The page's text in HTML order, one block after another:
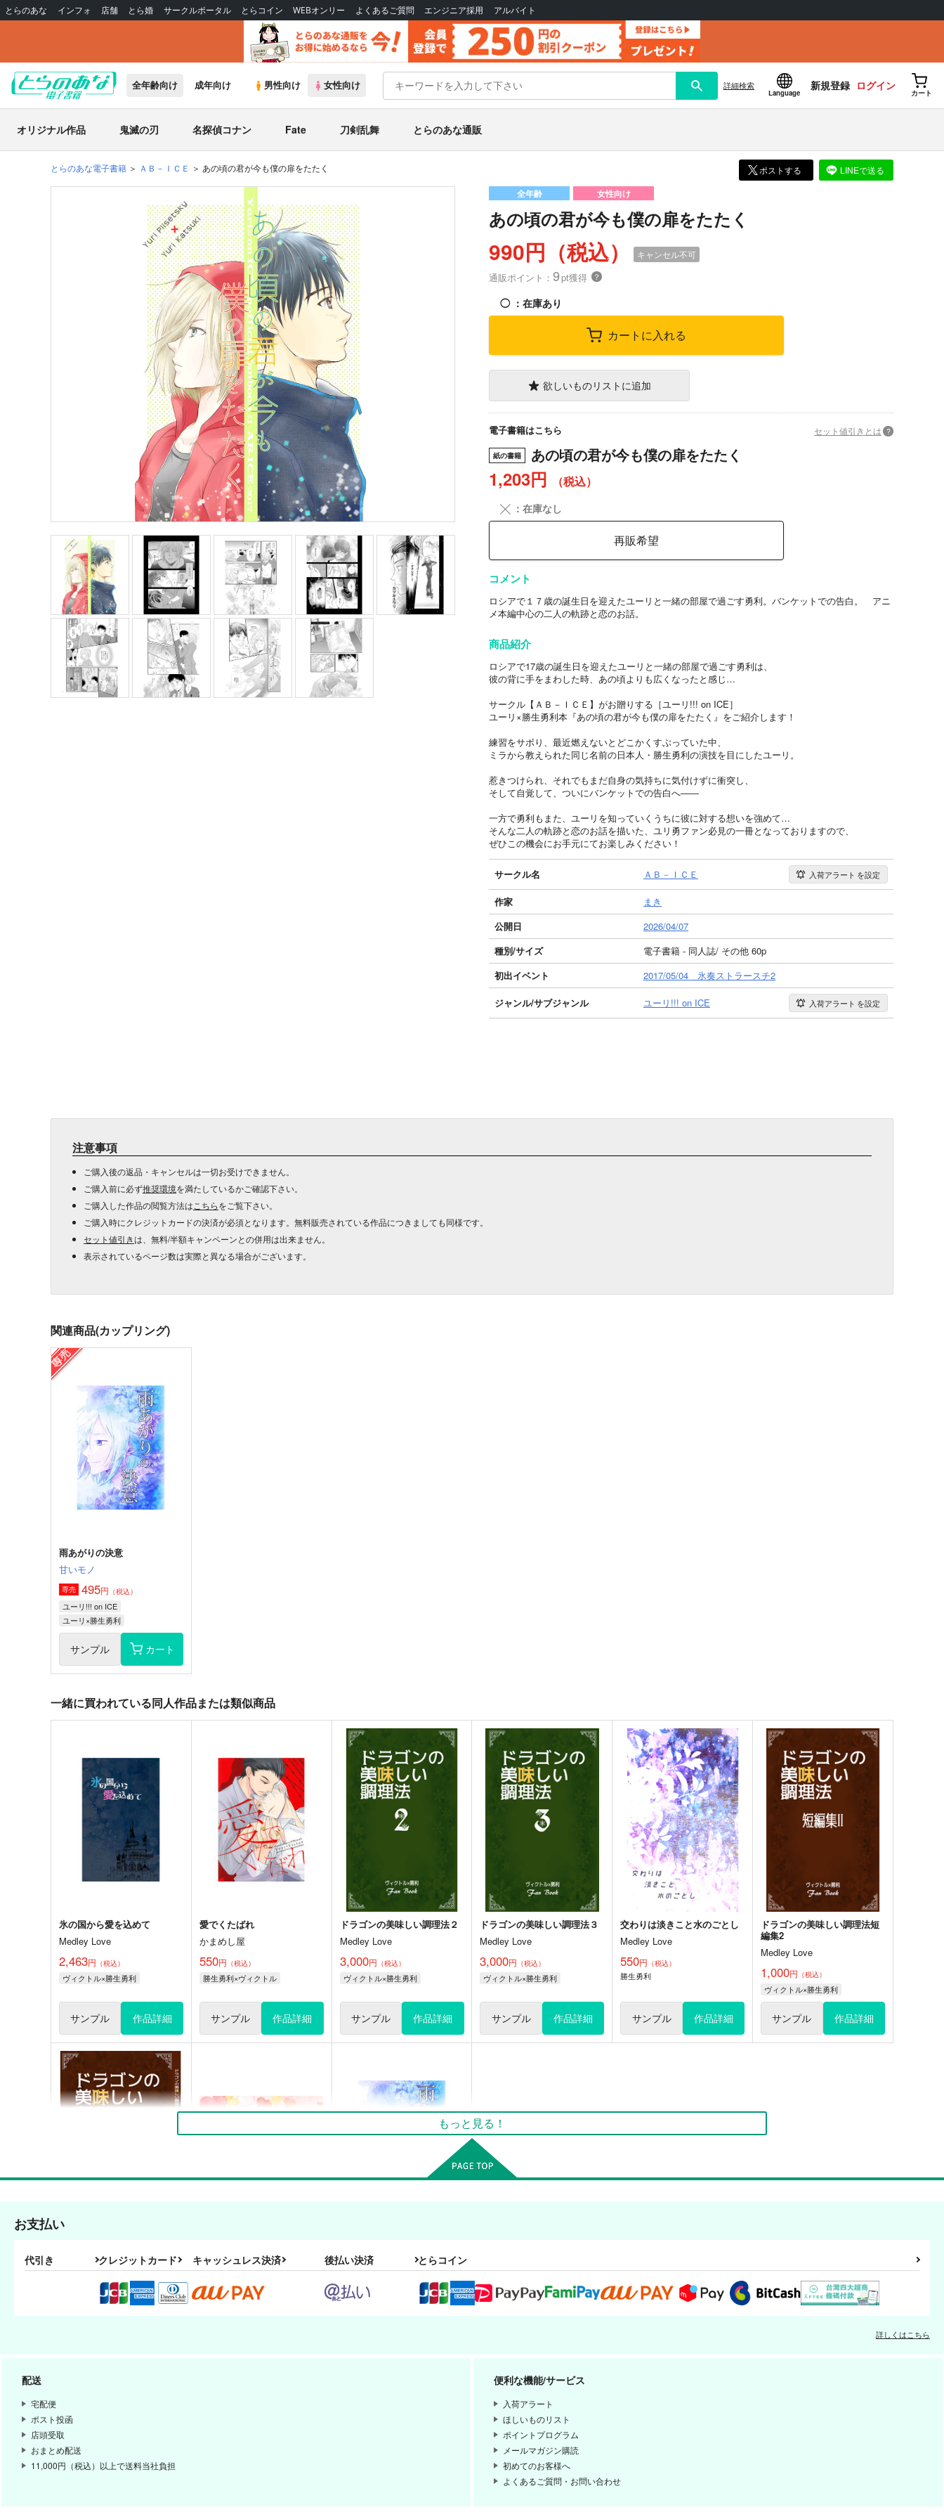
とらのあな インフォ 店舗 とら婚 サークルポータル とらコイン WEBオンリー よくあるご質問 エンジニア採用 アルバイト
全年齢向け 成年向け 男性向け 女性向け 詳細検索
Language
新規登録 ログイン
カート
オリジナル作品 鬼滅の刃 名探偵コナン Fate 刀剣乱舞 とらのあな通販
とらのあな電子書籍 ＡＢ－ＩＣＥ あの頃の君が今も僕の扉をたたく ポストする LINEで送る
全年齢 女性向け
あの頃の君が今も僕の扉をたたく
990円（税込） キャンセル不可
通販ポイント： 9pt獲得 ？
◯ ：在庫あり
カートに入れる
欲しいものリストに追加
電子書籍はこちら セット値引きとは ?
紙の書籍 あの頃の君が今も僕の扉をたたく
1,203円 （税込）
╳ ：在庫なし
再販希望
コメント
ロシアで１７歳の誕生日を迎えたユーリと一緒の部屋で過ごす勇利。バンケットでの告白。 アニ
メ本編中心の二人の軌跡と恋のお話。
商品紹介
ロシアで17歳の誕生日を迎えたユーリと一緒の部屋で過ごす勇利は、
彼の背に手をまわした時、あの頃よりも広くなったと感じ…
サークル【ＡＢ－ＩＣＥ】がお贈りする［ユーリ!!! on ICE］
ユーリ×勝生勇利本『あの頃の君が今も僕の扉をたたく』をご紹介します！
練習をサボり、最近燃えないとどこかくすぶっていた中、
ミラから教えられた同じ名前の日本人・勝生勇利の演技を目にしたユーリ。
惹きつけられ、それでもまだ自身の気持ちに気付けずに衝突し、
そして自覚して、ついにバンケットでの告白へ――
一方で勇利もまた、ユーリを知っていくうちに彼に対する想いを強めて…
そんな二人の軌跡と恋のお話を描いた、ユリ勇ファン必見の一冊となっておりますので、
ぜひこの機会にお手元にてお楽しみください！
サークル名 ＡＢ－ＩＣＥ 入荷アラート を設定
作家
まき
公開日
2026/04/07
種別/サイズ
電子書籍 - 同人誌/ その他 60p
初出イベント
2017/05/04 氷奏ストラースチ2
ジャンル/サブジャンル ユーリ!!! on ICE 入荷アラート を設定
注意事項
ご購入後の返品・キャンセルは一切お受けできません。
ご購入前に必ず推奨環境を満たしているかご確認下さい。
ご購入した作品の閲覧方法は こちらをご覧下さい。
ご購入時にクレジットカードの決済が必須となります。無料販売されている作品につきましても同様です。
セット値引きは、無料/半額キャンペーンとの併用は出来ません。
表示されているページ数は実際と異なる場合がございます。
関連商品(カップリング)
雨あがりの決意
甘いモノ
専売 495円 （税込）
ユーリ!!! on ICE
ユーリ×勝生勇利
サンプル カート
一緒に買われている同人作品または類似商品
氷の国から愛を込めて
Medley Love
2,463円 （税込）
ヴィクトル×勝生勇利
サンプル 作品詳細
愛でくたばれ
かまめし屋
550円 （税込）
勝生勇利×ヴィクトル
サンプル 作品詳細
ドラゴンの美味しい調理法２
Medley Love
3,000円 （税込）
ヴィクトル×勝生勇利
サンプル 作品詳細
ドラゴンの美味しい調理法３
Medley Love
3,000円 （税込）
ヴィクトル×勝生勇利
サンプル 作品詳細
交わりは淡きこと水のごとし
Medley Love
550円 （税込）
勝生勇利
サンプル 作品詳細
ドラゴンの美味しい調理法短
編集2
Medley Love
1,000円 （税込）
ヴィクトル×勝生勇利
サンプル 作品詳細
Medley Love
（税込）
Medley Love
1,642 円（税込）
ヴィクトル×勝生勇利
甘いモノ
495 円（税込）
ユーリ×勝生勇利
もっと見る！
お支払い
代引き クレジットカード キャッシュレス決済 後払い決済 とらコイン
詳しくはこちら
配送
宅配便
ポスト投函
店頭受取
おまとめ配送
11,000円（税込）以上で送料当社負担
便利な機能/サービス
入荷アラート
ほしいものリスト
ポイントプログラム
メールマガジン購読
初めてのお客様へ
よくあるご質問・お問い合わせ